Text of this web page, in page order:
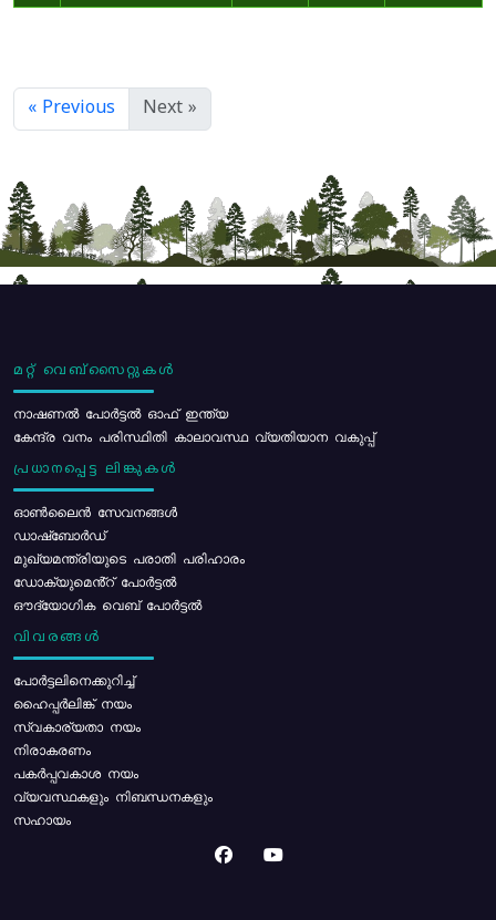
« Previous Next »
മറ്റ് വെബ്സൈറ്റുകൾ
നാഷണൽ പോർട്ടൽ ഓഫ് ഇന്ത്യ
കേന്ദ്ര വനം പരിസ്ഥിതി കാലാവസ്ഥ വ്യതിയാന വകുപ്പ്
പ്രധാനപ്പെട്ട ലിങ്കുകൾ
ഓൺലൈൻ സേവനങ്ങൾ
ഡാഷ്ബോർഡ്
മുഖ്യമന്ത്രിയുടെ പരാതി പരിഹാരം
ഡോക്യുമെൻ്റ് പോർട്ടൽ
ഔദ്യോഗിക വെബ് പോർട്ടൽ
വിവരങ്ങൾ
പോര്‍ട്ടലിനെക്കുറിച്ച്
ഹൈപ്പർലിങ്ക് നയം
സ്വകാര്യതാ നയം
നിരാകരണം
പകർപ്പവകാശ നയം
വ്യവസ്ഥകളും നിബന്ധനകളും
സഹായം